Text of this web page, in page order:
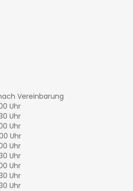
Vereinbarung
Uhr
Uhr
Uhr
Uhr
Uhr
Uhr
Uhr
Uhr
Uhr